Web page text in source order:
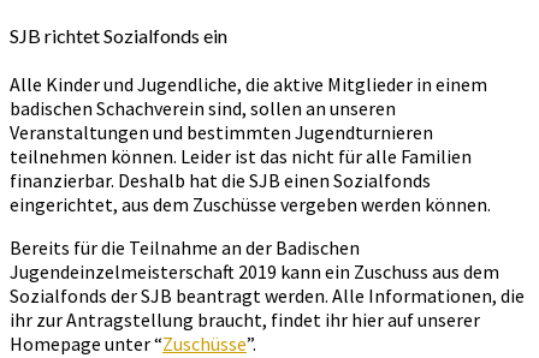
SJB richtet Sozialfonds ein
Alle Kinder und Jugendliche, die aktive Mitglieder in einem
badischen Schachverein sind, sollen an unseren
Veranstaltungen und bestimmten Jugendturnieren
teilnehmen können. Leider ist das nicht für alle Familien
finanzierbar. Deshalb hat die SJB einen Sozialfonds
eingerichtet, aus dem Zuschüsse vergeben werden können.
Bereits für die Teilnahme an der Badischen
Jugendeinzelmeisterschaft 2019 kann ein Zuschuss aus dem
Sozialfonds der SJB beantragt werden. Alle Informationen, die
ihr zur Antragstellung braucht, findet ihr hier auf unserer
Homepage unter “Zuschüsse”.